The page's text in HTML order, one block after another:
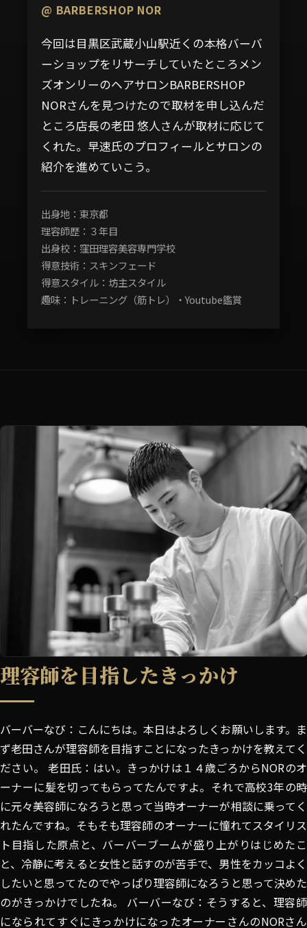
@ BARBERSHOP NOR
今回は目黒区武蔵小山駅近くの本格バーバ
ーショップをリサーチしていたところメン
ズオンリーのヘアサロンBARBERSHOP
NORさんを見つけたので取材を申し込んだ
ところ店長の老田 悠人さんが取材に応じて
くれた。早速氏のプロフィールとサロンの
紹介を進めていこう。
出身地：東京都
理容師歴：３年目
出身校：窪田理容美容専門学校
得意技術：スキンフェード
得意スタイル：坊主スタイル
趣味：トレーニング（筋トレ）・Youtube鑑賞
理容師を目指したきっかけ
バーバーなび：こんにちは。本日はよろしくお願いします。ま
ず老田さんが理容師を目指すことになったきっかけを教えてく
ださい。 老田氏：はい。きっかけは１４歳ごろからNORのオ
ーナーに髪を切ってもらってたんですよ。それで高校3年の時
に元々美容師になろうと思って当時オーナーが相談に乗ってく
れたんですね。そもそも理容師のオーナーに憧れてスタイリス
ト目指した原点と、バーバーブームが盛り上がりはじめたこ
と、冷静に考えると女性と話すのが苦手で、男性をカッコよく
したいと思ってたのでやっぱり理容師になろうと思って決めた
のがきっかけでしたね。 バーバーなび：そうすると、理容師
になられてすぐにきっかけになったオーナーさんのNORさん